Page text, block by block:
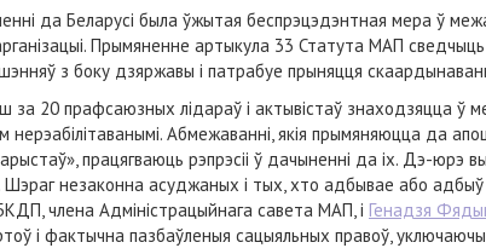
да Беларусі была ўжытая беспрэцэдэнтная мера ў
Прымяненне артыкула 33 Статута МАП
з боку дзяржавы і патрабуе прыняцця
за 20 прафсаюзных лідараў і актывістаў знаходзяцца ў
нерэабілітаванымі. Абмежаванні, якія прымяняюцца да
працягваюць рэпрэсіі ў дачыненні да іх. Дэ-
незаконна асуджаных і тых, хто адбывае або
члена Адміністрацыйнага савета МАП, і Генадзя
і фактычна пазбаўленыя сацыяльных правоў,